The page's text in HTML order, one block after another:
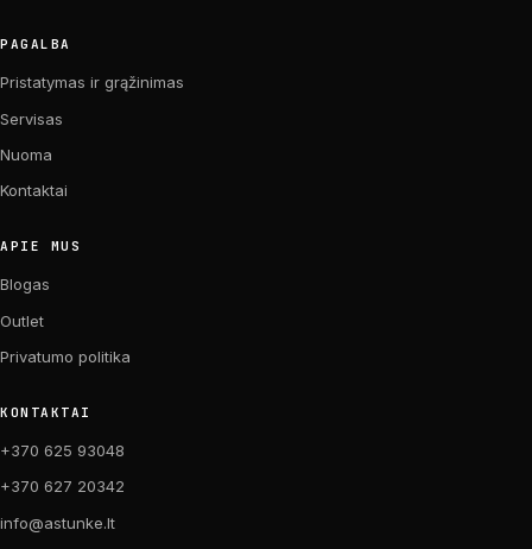
PAGALBA
Pristatymas ir grąžinimas
Servisas
Nuoma
Kontaktai
APIE MUS
Blogas
Outlet
Privatumo politika
KONTAKTAI
+370 625 93048
+370 627 20342
info@astunke.lt